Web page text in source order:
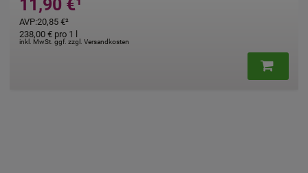
11,90 €¹
AVP:20,85 €²
inkl. MwSt. ggf. zzgl. Versandkosten
238,00 € pro 1 l